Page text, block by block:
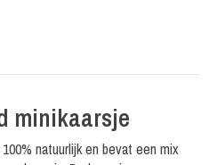
minikaarsje
natuurlijk en bevat een mix